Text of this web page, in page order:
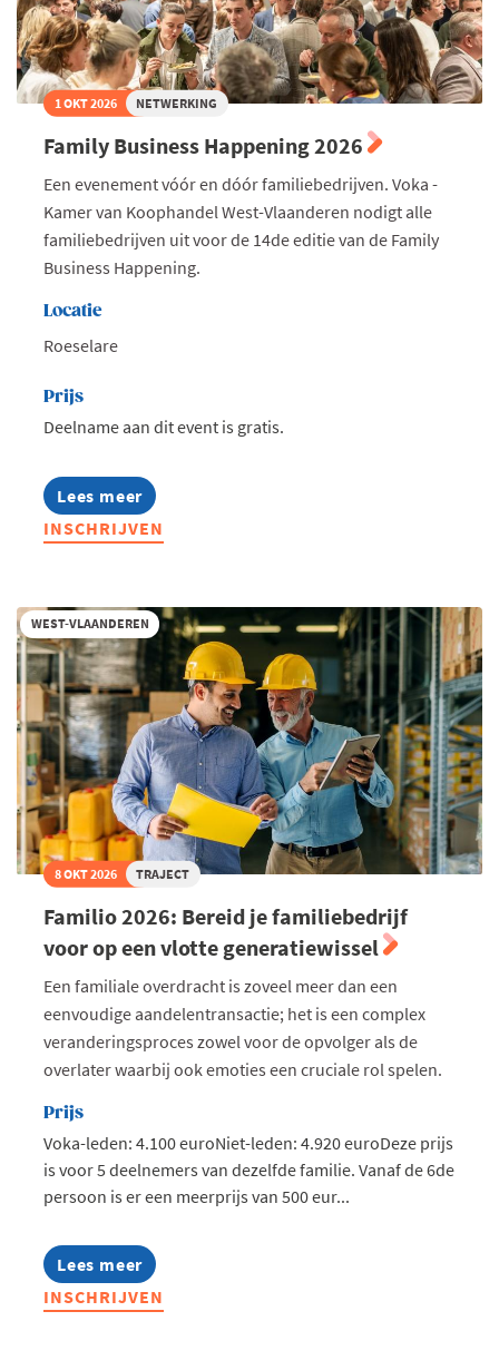
1 OKT 2026 NETWERKING
Family Business Happening 2026
Een evenement vóór en dóór familiebedrijven. Voka -
Kamer van Koophandel West-Vlaanderen nodigt alle
familiebedrijven uit voor de 14de editie van de Family
Business Happening.
Locatie
Roeselare
Prijs
Deelname aan dit event is gratis.
Lees meer
about
Family
Business
INSCHRIJVEN
WEST-VLAANDEREN
8 OKT 2026 TRAJECT
Familio 2026: Bereid je familiebedrijf
voor op een vlotte generatiewissel
Een familiale overdracht is zoveel meer dan een
eenvoudige aandelentransactie; het is een complex
veranderingsproces zowel voor de opvolger als de
overlater waarbij ook emoties een cruciale rol spelen.
Prijs
Voka-leden: 4.100 euroNiet-leden: 4.920 euroDeze prijs
is voor 5 deelnemers van dezelfde familie. Vanaf de 6de
persoon is er een meerprijs van 500 eur...
Lees meer
about
Familio
2026:
INSCHRIJVEN